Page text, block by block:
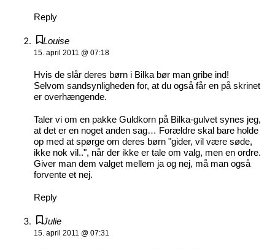
Reply
Louise
15. april 2011 @ 07:18
Hvis de slår deres børn i Bilka bør man gribe ind!
Selvom sandsynligheden for, at du også får en på skrinet
er overhængende.
Taler vi om en pakke Guldkorn på Bilka-gulvet synes jeg,
at det er en noget anden sag… Forældre skal bare holde
op med at spørge om deres børn "gider, vil være søde,
ikke nok vil..", når der ikke er tale om valg, men en ordre.
Giver man dem valget mellem ja og nej, må man også
forvente et nej.
Reply
Julie
15. april 2011 @ 07:31